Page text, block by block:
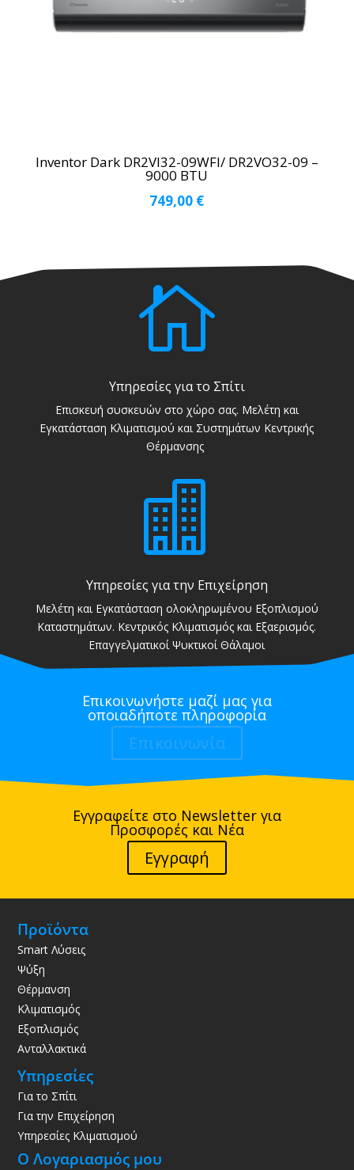
Inventor Dark DR2VI32-09WFI/ DR2VO32-09 –
9000 BTU
749,00 €

Υπηρεσίες για το Σπίτι
Επισκευή συσκευών στο χώρο σας. Μελέτη και
Εγκατάσταση Κλιματισμού και Συστημάτων Κεντρικής
Θέρμανσης

Υπηρεσίες για την Επιχείρηση
Μελέτη και Εγκατάσταση ολοκληρωμένου Εξοπλισμού
Καταστημάτων. Κεντρικός Κλιματισμός και Εξαερισμός.
Επαγγελματικοί Ψυκτικοί Θάλαμοι
Επικοινωνήστε μαζί μας για
οποιαδήποτε πληροφορία
Επικοινωνία
Εγγραφείτε στο Newsletter για
Προσφορές και Νέα
Εγγραφή
Προϊόντα
Smart Λύσεις
Ψύξη
Θέρμανση
Κλιματισμός
Εξοπλισμός
Ανταλλακτικά
Υπηρεσίες
Για το Σπίτι
Για την Επιχείρηση
Υπηρεσίες Κλιματισμού
Ο Λογαριασμός μου